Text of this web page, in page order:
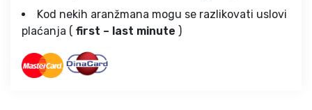
Kod nekih aranžmana mogu se razlikovati uslovi
plaćanja ( first – last minute )